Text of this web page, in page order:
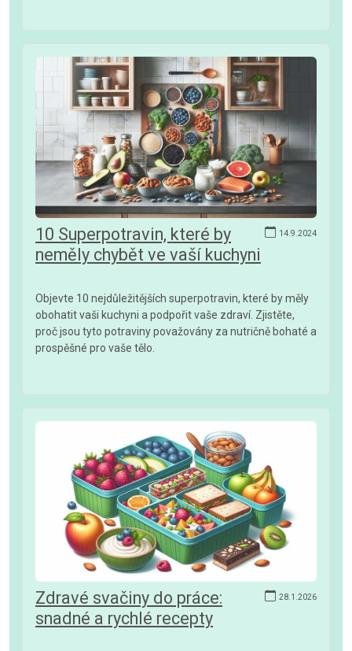
14.9.2024
10 Superpotravin, které by
neměly chybět ve vaší kuchyni
Objevte 10 nejdůležitějších superpotravin, které by měly
obohatit vaši kuchyni a podpořit vaše zdraví. Zjistěte,
proč jsou tyto potraviny považovány za nutričně bohaté a
prospěšné pro vaše tělo.
28.1.2026
Zdravé svačiny do práce:
snadné a rychlé recepty